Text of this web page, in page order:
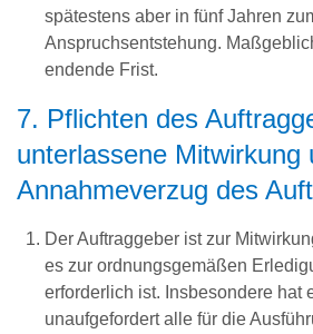
spätestens aber in fünf Jahren
Anspruchsentstehung.
endende Frist.
7. Pflichten des
unterlassene Mitwirkung
Annahmeverzug des
Der Auftraggeber ist zur
es zur ordnungsgemäßen
erforderlich ist. Insbesondere hat
unaufgefordert alle für die